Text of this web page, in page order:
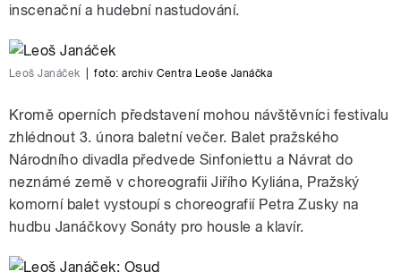
inscenační a hudební nastudování.
Leoš Janáček foto:archiv Centra Leoše Janáčka
Kromě operních představení mohou návštěvníci festivalu
zhlédnout 3. února baletní večer. Balet pražského
Národního divadla předvede Sinfoniettu a Návrat do
neznámé země v choreografii Jiřího Kyliána, Pražský
komorní balet vystoupí s choreografií Petra Zusky na
hudbu Janáčkovy Sonáty pro housle a klavír.